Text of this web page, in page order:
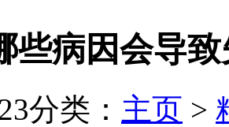
些病因会导
分类： 主页 >